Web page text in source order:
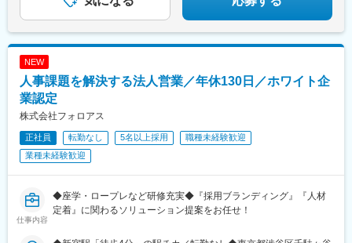
NEW
人事課題を解決する法人営業／年休130日／ホワイト企
業認定
株式会社フォロアス
正社員 転勤なし 5名以上採用
職種未経験歓迎
業種未経験歓迎
仕事内容
◆座学・ロープレなど研修充実◆『採用ブランディング』『人材
定着』に関わるソリューション提案をお任せ！